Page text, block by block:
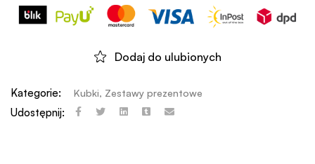
Dodaj do ulubionych
Kategorie: Kubki, Zestawy prezentowe
Udostępnij: